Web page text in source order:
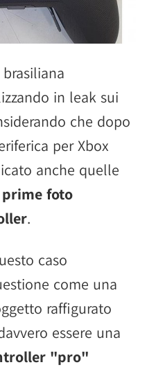
in leak sui
che dopo
per Xbox
anche quelle
prime foto
.
caso
come una
raffigurato
essere una
"pro"